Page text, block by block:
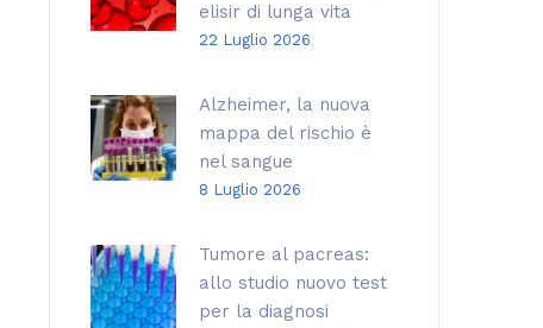
elisir di lunga vita
22 Luglio 2026
Alzheimer, la nuova
mappa del rischio è
nel sangue
8 Luglio 2026
Tumore al pacreas:
allo studio nuovo test
per la diagnosi